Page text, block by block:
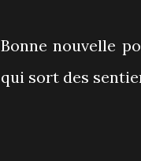
Bonne nouvelle
qui sort des